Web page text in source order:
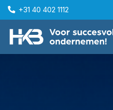
+31 40 402 1112